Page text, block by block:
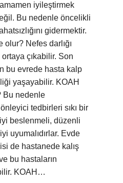
iyileştirmek
Bu nedenle öncelikli
gidermektir.
Nefes darlığı
çıkabilir. Son
bu evrede hasta kalp
yaşayabilir. KOAH
Bu nedenle
tedbirleri sıkı bir
beslenmeli, düzenli
uyumalıdırlar. Evde
de hastanede kalış
bu hastaların
KOAH…